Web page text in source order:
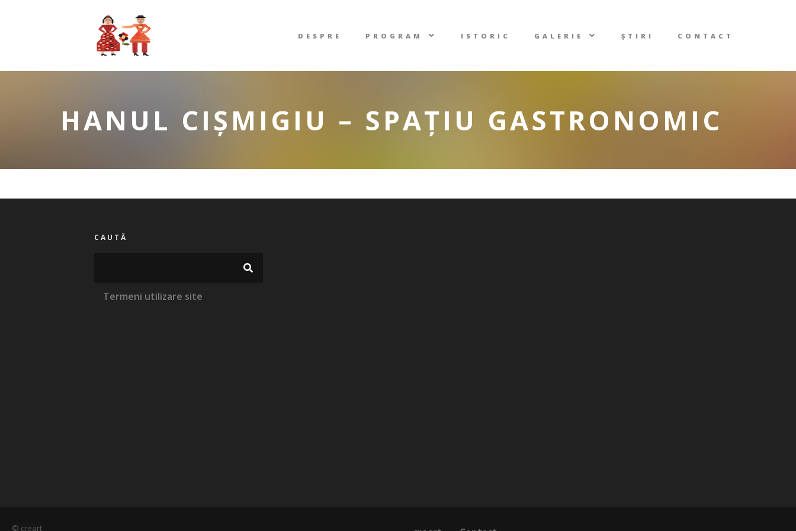
DESPRE PROGRAM ISTORIC GALERIE ȘTIRI CONTACT
HANUL CIȘMIGIU – SPAȚIU GASTRONOMIC
CAUTĂ
Termeni utilizare site
© creart